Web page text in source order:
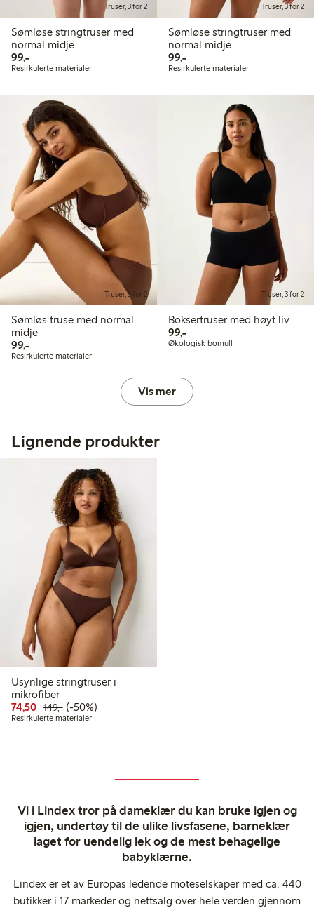
Truser, 3 for 2
Sømløse stringtruser med
normal midje
99,-99,00 kr
Resirkulerte materialer
Truser, 3 for 2
Sømløse stringtruser med
normal midje
99,-99,00 kr
Resirkulerte materialer
Truser, 3 for 2
Sømløs truse med normal
midje
99,-99,00 kr
Resirkulerte materialer
Truser, 3 for 2
Boksertruser med høyt liv
99,-99,00 kr
Økologisk bomull
Vis mer
Lignende produkter
Usynlige stringtruser i
mikrofiber
74,50 Rabattert pris: 74,50 kr
149,-Vanlig pris: 149,00 kr
50% rabatt
(-50%)
Resirkulerte materialer
Vi i Lindex tror på dameklær du kan bruke igjen og
igjen, undertøy til de ulike livsfasene, barneklær
laget for uendelig lek og de mest behagelige
babyklærne.
Lindex er et av Europas ledende moteselskaper med ca. 440
butikker i 17 markeder og nettsalg over hele verden gjennom